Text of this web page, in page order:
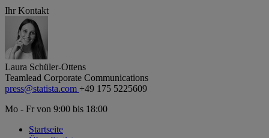
Ihr Kontakt
Laura Schüler-Ottens
Teamlead Corporate Communications
press@statista.com +49 175 5225609
Mo - Fr von 9:00 bis 18:00
Startseite